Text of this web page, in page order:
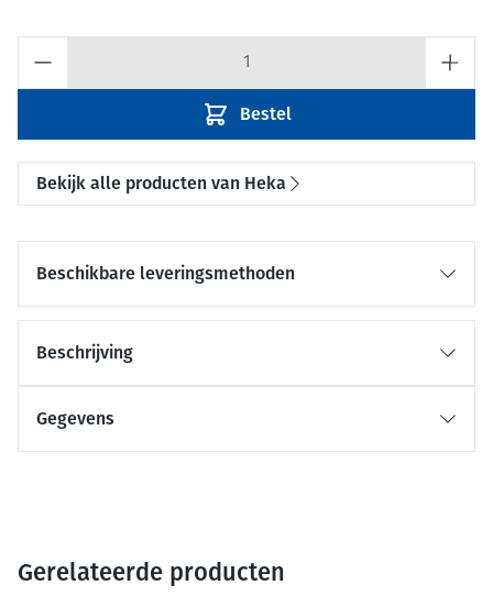
Bestel
Bekijk alle producten van Heka
Beschikbare leveringsmethoden
Beschrijving
Gegevens
Gerelateerde producten